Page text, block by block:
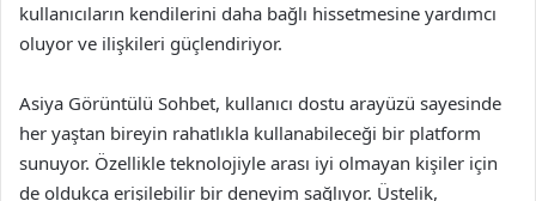
kullanıcıların kendilerini daha bağlı hissetmesine yardımcı
oluyor ve ilişkileri güçlendiriyor.
Asiya Görüntülü Sohbet, kullanıcı dostu arayüzü sayesinde
her yaştan bireyin rahatlıkla kullanabileceği bir platform
sunuyor. Özellikle teknolojiyle arası iyi olmayan kişiler için
de oldukça erişilebilir bir deneyim sağlıyor. Üstelik,